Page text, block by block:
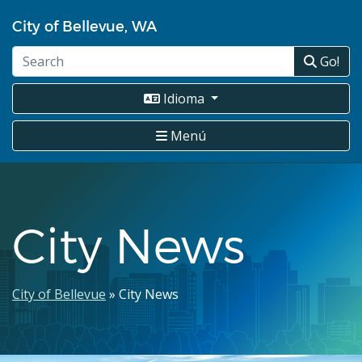
contenido
principal
City of Bellevue, WA
Go!
Idioma
Menú
City News
Ruta
de
City of Bellevue City News